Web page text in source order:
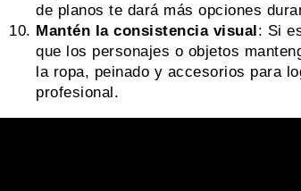
de planos te dará más opciones
Mantén la consistencia visual : Si
que los personajes o objetos
la ropa, peinado y accesorios para
profesional.